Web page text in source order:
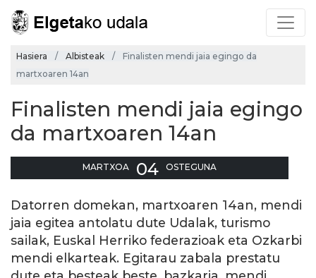
Hasiera Albisteak
Finalisten mendi jaia egingo da
martxoaren 14an
Finalisten mendi jaia egingo
da martxoaren 14an
MARTXOA 04 OSTEGUNA
Datorren domekan, martxoaren 14an, mendi
jaia egitea antolatu dute Udalak, turismo
sailak, Euskal Herriko federazioak eta Ozkarbi
mendi elkarteak. Egitarau zabala prestatu